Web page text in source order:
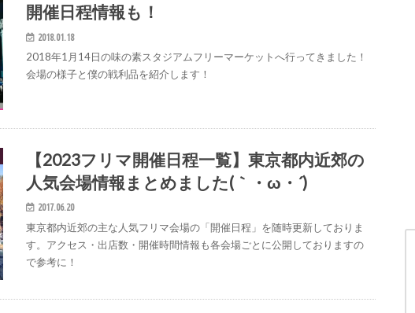
開催日程情報も！
2018.01.18
2018年1月14日の味の素スタジアムフリーマーケットへ行ってきました！
会場の様子と僕の戦利品を紹介します！
【2023フリマ開催日程一覧】東京都内近郊の
人気会場情報まとめました(｀・ω・´)ゞ
2017.06.20
東京都内近郊の主な人気フリマ会場の「開催日程」を随時更新しておりま
す。アクセス・出店数・開催時間情報も各会場ごとに公開しておりますの
で参考に！